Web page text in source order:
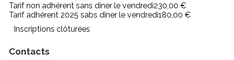
Tarif non adhérent sans diner le vendredi230,00 €
Tarif adhérent 2025 sabs dîner le vendredi180,00 €
Inscriptions clôturées
Contacts